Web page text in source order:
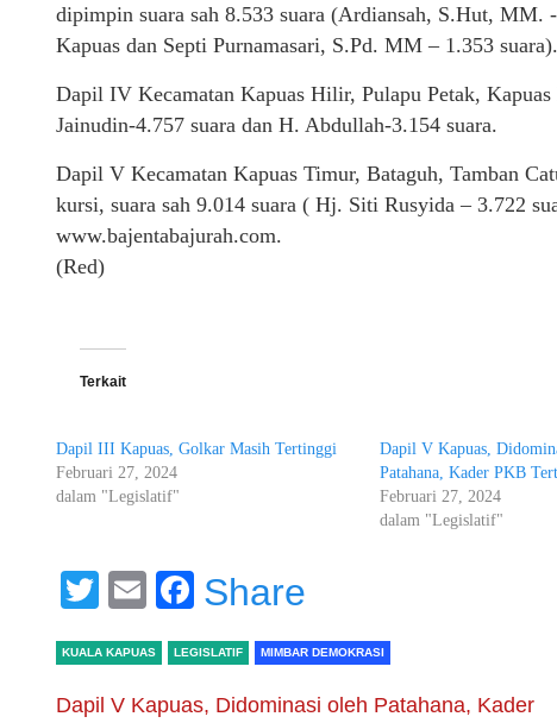
dipimpin suara sah 8.533 suara (Ardiansah, S.Hut, MM.
Kapuas dan Septi Purnamasari, S.Pd. MM – 1.353 suara).
Dapil IV Kecamatan Kapuas Hilir, Pulapu Petak,
Jainudin-4.757 suara dan H. Abdullah-3.154 suara.
Dapil V Kecamatan Kapuas Timur, Bataguh, Tamban
kursi, suara sah 9.014 suara ( Hj. Siti Rusyida – 3.722
www.bajentabajurah.com.
(Red)
Terkait
Dapil III Kapuas, Golkar Masih Tertinggi
Februari 27, 2024
dalam "Legislatif"
Dapil V Kapuas,
Patahana, Kader PKB
Februari 27, 2024
dalam "Legislatif"
Twitter
EmailFacebook
Share
KUALA KAPUAS LEGISLATIF MIMBAR DEMOKRASI
Dapil V Kapuas, Didominasi oleh Patahana, Kader